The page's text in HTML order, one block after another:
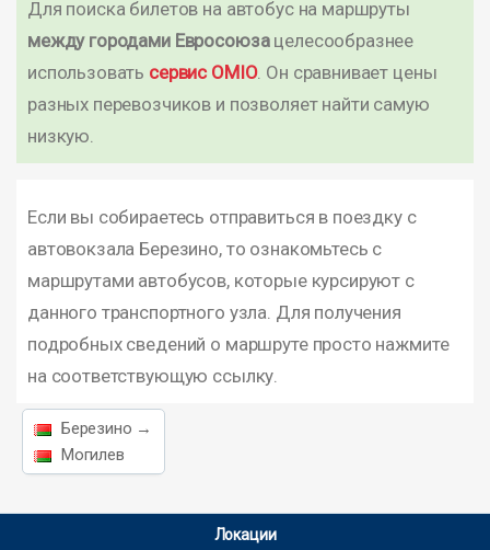
Для поиска билетов на автобус на маршруты
между городами Евросоюзацелесообразнее
использовать сервис OMIO. Он сравнивает цены
разных перевозчиков и позволяет найти самую
низкую.
Если вы собираетесь отправиться в поездку с
автовокзала Березино, то ознакомьтесь с
маршрутами автобусов, которые курсируют с
данного транспортного узла. Для получения
подробных сведений о маршруте просто нажмите
на соответствующую ссылку.
Березино →
Могилев
Локации